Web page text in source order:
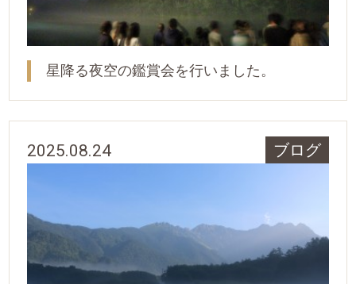
星降る夜空の鑑賞会を行いました。
2025.08.24 ブログ